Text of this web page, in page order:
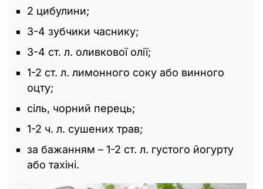
2 цибулини;
3-4 зубчики часнику;
3-4 ст. л. оливкової олії;
1-2 ст. л. лимонного соку або винного
оцту;
сіль, чорний перець;
1-2 ч. л. сушених трав;
за бажанням – 1-2 ст. л. густого йогурту
або тахіні.